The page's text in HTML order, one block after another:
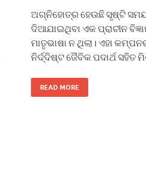
ଅଗ୍ନିହୋତ୍ର ହେଉଛି ସୃଷ୍ଟି
ଦିଆଯାଇଥିବା ଏକ ପ୍ରାଚୀନ
ମାତୃଭାଷା ନ ଥିଲା। ଏହା
ନିର୍ଦ୍ଦିଷ୍ଟ ଜୈବିକ ପଦାର୍ଥ ସହିତ
READ MORE